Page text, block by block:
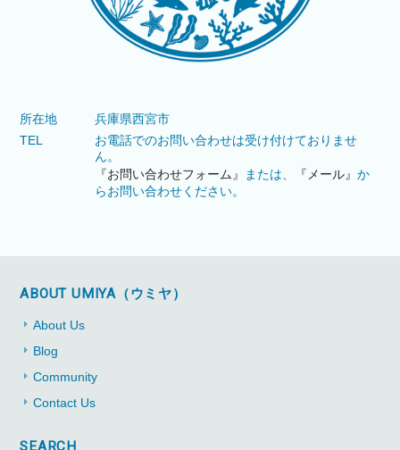
所在地
兵庫県西宮市
TEL
お電話でのお問い合わせは受け付けておりませ
ん。
『お問い合わせフォーム』 または、 『メール』か
らお問い合わせください。
ABOUT UMIYA（ウミヤ）
About Us
Blog
Community
Contact Us